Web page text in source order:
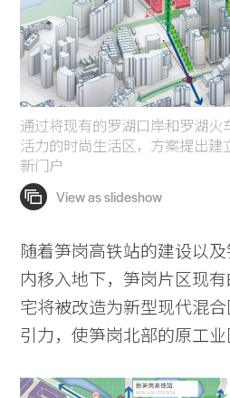
通过将现有的罗湖口岸和罗湖
活力的时尚生活区，方案提出建
新门户
随着笋岗高铁站的建设以
内移入地下，笋岗片区现
宅将被改造为新型现代混
引力，使笋岗北部的原工业